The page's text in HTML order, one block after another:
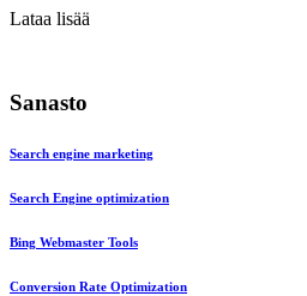
Lataa lisää
Sanasto
Search engine marketing
Search Engine optimization
Bing Webmaster Tools
Conversion Rate Optimization